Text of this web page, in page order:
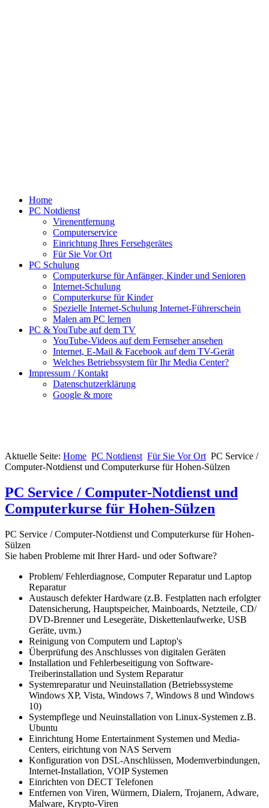
Home
PC Notdienst
Virenentfernung
Computerservice
Einrichtung Ihres Fersehgerätes
Für Sie Vor Ort
PC Schulung
Computerkurse für Anfänger, Kinder und Senioren
Internet-Schulung
Computerkurse für Kinder
Spezielle Internet-Schulung Internet-Führerschein
Malen am PC lernen
PC & YouTube auf dem TV
YouTube-Videos auf dem Fernseher ansehen
Internet, E-Mail & Facebook auf dem TV-Gerät
Welches Betriebssystem für Ihr Media Center?
Impressum / Kontakt
Datenschutzerklärung
Google & more
Aktuelle Seite: Home PC Notdienst Für Sie Vor Ort PC Service /
Computer-Notdienst und Computerkurse für Hohen-Sülzen
PC Service / Computer-Notdienst und
Computerkurse für Hohen-Sülzen
PC Service / Computer-Notdienst und Computerkurse für Hohen-
Sülzen
Sie haben Probleme mit Ihrer Hard- und oder Software?
Problem/ Fehlerdiagnose, Computer Reparatur und Laptop
Reparatur
Austausch defekter Hardware (z.B. Festplatten nach erfolgter
Datensicherung, Hauptspeicher, Mainboards, Netzteile, CD/
DVD-Brenner und Lesegeräte, Diskettenlaufwerke, USB
Geräte, uvm.)
Reinigung von Computern und Laptop's
Überprüfung des Anschlusses von digitalen Geräten
Installation und Fehlerbeseitigung von Software-
Treiberinstallation und System Reparatur
Systemreparatur und Neuinstallation (Betriebssysteme
Windows XP, Vista, Windows 7, Windows 8 und Windows
10)
Systempflege und Neuinstallation von Linux-Systemen z.B.
Ubuntu
Einrichtung Home Entertainment Systemen und Media-
Centers, eirichtung von NAS Servern
Konfiguration von DSL-Anschlüssen, Modemverbindungen,
Internet-Installation, VOIP Systemen
Einrichten von DECT Telefonen
Entfernen von Viren, Würmern, Dialern, Trojanern, Adware,
Malware, Krypto-Viren